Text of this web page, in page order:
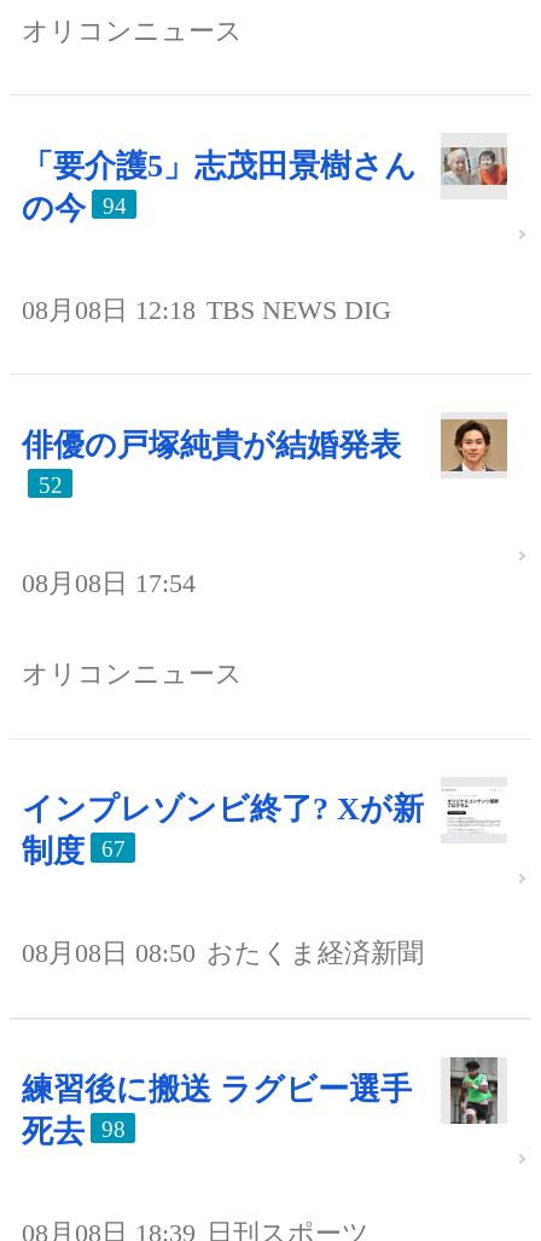
オリコンニュース
「要介護5」志茂田景樹さん
の今
94
08月08日 12:18 TBS NEWS DIG
俳優の戸塚純貴が結婚発表
52
08月08日 17:54
オリコンニュース
インプレゾンビ終了? Xが新
制度
67
08月08日 08:50 おたくま経済新聞
練習後に搬送 ラグビー選手
死去
98
08月08日 18:39 日刊スポーツ